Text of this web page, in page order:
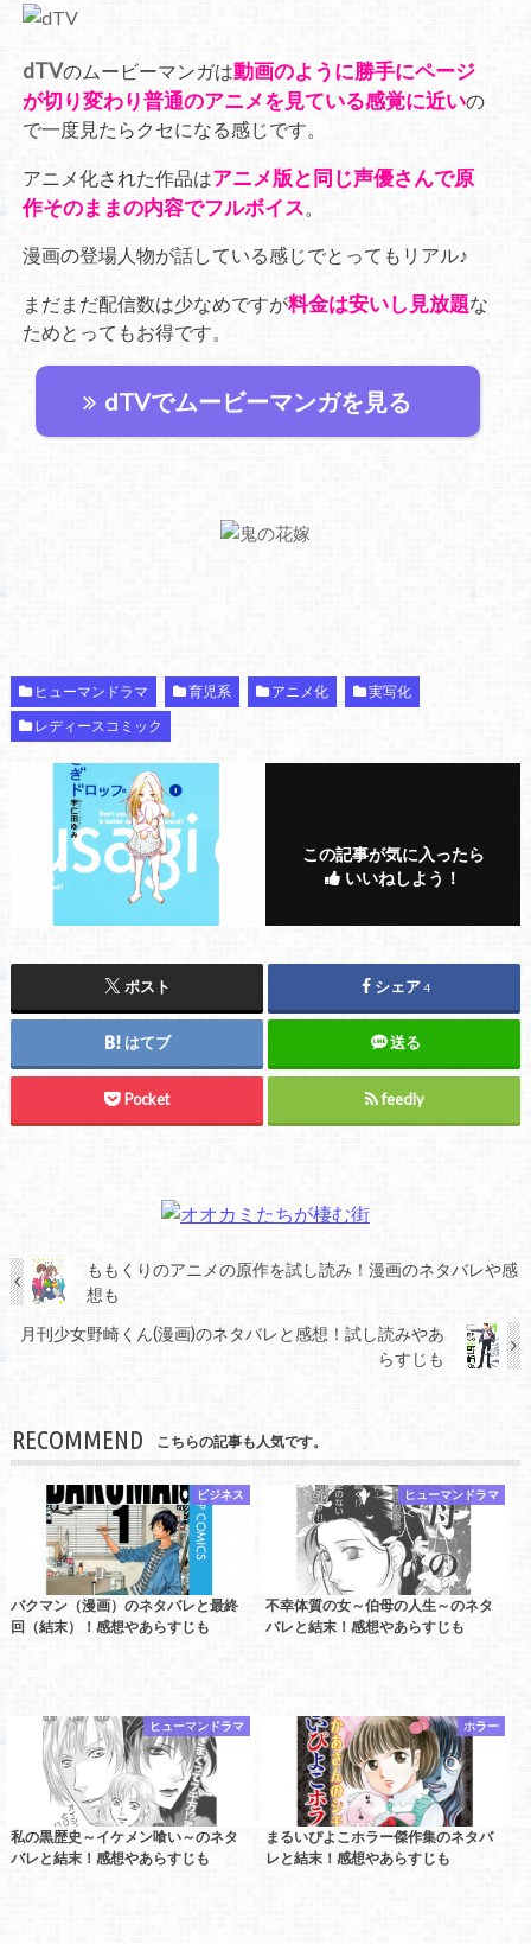
dTVのムービーマンガは動画のように勝手にページ
が切り変わり普通のアニメを見ている感覚に近いの
で一度見たらクセになる感じです。
アニメ化された作品はアニメ版と同じ声優さんで原
作そのままの内容でフルボイス。
漫画の登場人物が話している感じでとってもリアル♪
まだまだ配信数は少なめですが料金は安いし見放題な
ためとってもお得です。
dTVでムービーマンガを見る
ヒューマンドラマ 育児系 アニメ化
実写化
レディースコミック
この記事が気に入ったら
いいねしよう！
ポスト シェア4
はてブ 送る
Pocket feedly
ももくりのアニメの原作を試し読み！漫画のネタバレや感
想も
月刊少女野崎くん(漫画)のネタバレと感想！試し読みやあ
らすじも
RECOMMEND こちらの記事も人気です。
ビジネス
バクマン（漫画）のネタバレと最終
回（結末）！感想やあらすじも
ヒューマンドラマ
不幸体質の女～伯母の人生～のネタ
バレと結末！感想やあらすじも
ヒューマンドラマ
私の黒歴史～イケメン喰い～のネタ
バレと結末！感想やあらすじも
ホラー
まるいぴよこホラー傑作集のネタバ
レと結末！感想やあらすじも